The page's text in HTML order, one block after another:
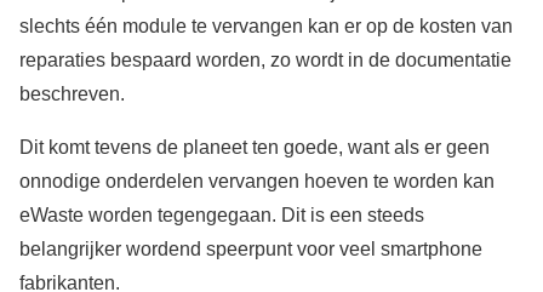
slechts één module te vervangen kan er op de kosten van
reparaties bespaard worden, zo wordt in de documentatie
beschreven.
Dit komt tevens de planeet ten goede, want als er geen
onnodige onderdelen vervangen hoeven te worden kan
eWaste worden tegengegaan. Dit is een steeds
belangrijker wordend speerpunt voor veel smartphone
fabrikanten.